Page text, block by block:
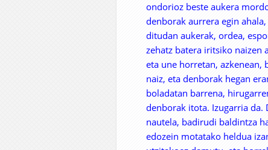
ondorioz beste aukera
denborak aurrera egin
ditudan aukerak, ordea,
zehatz batera iritsiko naizen
eta une horretan, azkenean,
naiz, eta denborak hegan
boladatan barrena,
denborak itota. Izugarria da.
nautela, badirudi baldintza
edozein motatako heldua